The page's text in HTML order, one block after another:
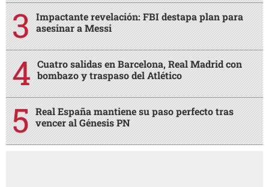
Impactante revelación: FBI destapa plan para
asesinar a Messi
Cuatro salidas en Barcelona, Real Madrid con
bombazo y traspaso del Atlético
Real España mantiene su paso perfecto tras
vencer al Génesis PN